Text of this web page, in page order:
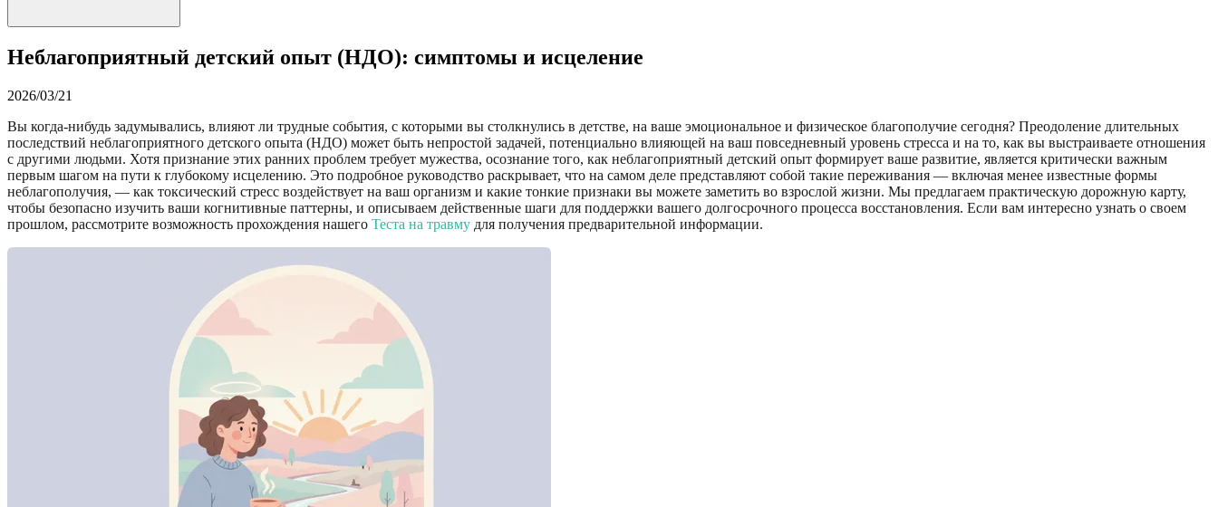
Неблагоприятный детский опыт (НДО): симптомы и исцеление
2026/03/21
Вы когда-нибудь задумывались, влияют ли трудные события, с которыми вы столкнулись в детстве, на ваше эмоциональное и физическое благополучие сегодня? Преодоление длительных
последствий неблагоприятного детского опыта (НДО) может быть непростой задачей, потенциально влияющей на ваш повседневный уровень стресса и на то, как вы выстраиваете отношения
с другими людьми. Хотя признание этих ранних проблем требует мужества, осознание того, как неблагоприятный детский опыт формирует ваше развитие, является критически важным
первым шагом на пути к глубокому исцелению. Это подробное руководство раскрывает, что на самом деле представляют собой такие переживания — включая менее известные формы
неблагополучия, — как токсический стресс воздействует на ваш организм и какие тонкие признаки вы можете заметить во взрослой жизни. Мы предлагаем практическую дорожную карту,
чтобы безопасно изучить ваши когнитивные паттерны, и описываем действенные шаги для поддержки вашего долгосрочного процесса восстановления. Если вам интересно узнать о своем
прошлом, рассмотрите возможность прохождения нашего Теста на травму для получения предварительной информации.